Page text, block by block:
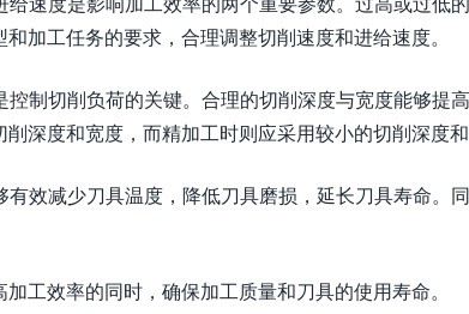
加工任务的要求，合理调整切削速度和进给速度。
制切削负荷的关键。合理的切削深度与宽度能够提
深度和宽度，而精加工时则应采用较小的切削深度和
效减少刀具温度，降低刀具磨损，延长刀具寿命。
工效率的同时，确保加工质量和刀具的使用寿命。